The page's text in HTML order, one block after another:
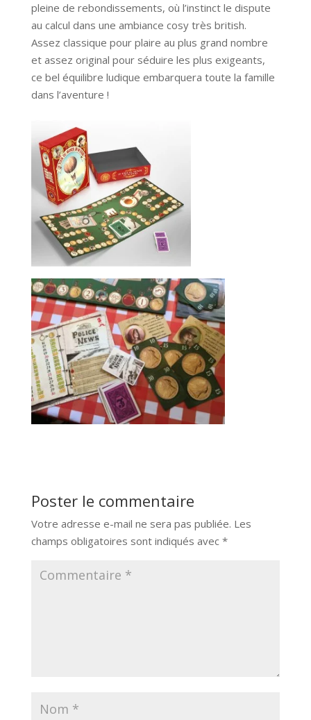
pleine de rebondissements, où l’instinct le dispute
au calcul dans une ambiance cosy très british.
Assez classique pour plaire au plus grand nombre
et assez original pour séduire les plus exigeants,
ce bel équilibre ludique embarquera toute la famille
dans l’aventure !
Poster le commentaire
Votre adresse e-mail ne sera pas publiée. Les
champs obligatoires sont indiqués avec *